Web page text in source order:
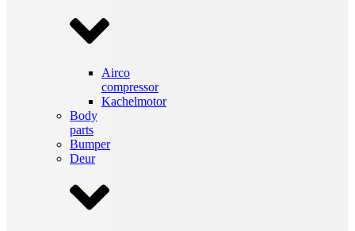
Airco
compressor
Kachelmotor
Body
parts
Bumper
Deur